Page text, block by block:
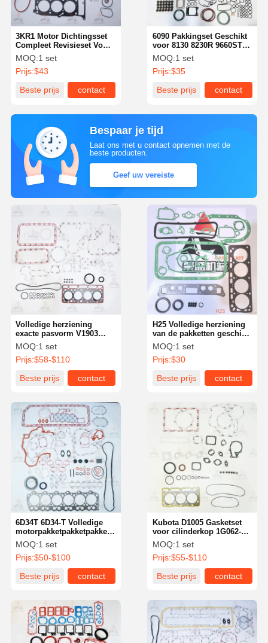
3KR1 Motor Dichtingsset
Compleet Revisieset Voor
Graafmachine Isuzu
Graafmachine
Motoronderdelen
MOQ:1 set
Prijs:$43
Beste prijs
contact
6090 Pakkingset Geschikt
voor 8130 8230R 9660STS
OE RE528400 Heavy Duty
Afdichtingsoplossing
MOQ:1 set
Prijs:$35
Beste prijs
contact
Bespaar je tijd
Laat ons met u contact opnemen met de
beste producten.
Geef uw vereiste
H25 Volledige herziening
van de pakketten geschikt
voor vorkheftruck Grand
Vitara OE 1010120H25
Zware afdichting
MOQ:1 set
Prijs:$30
Beste prijs
contact
Volledige herziening
exacte pasvorm V1903
Afdichtingspakket OE
66851-99350 66851-99360
MOQ:1 set
Prijs:$58-$110
Beste prijs
contact
Kubota D1005 Gasketset
voor cilinderkop 1G062-
99350
MOQ:1 set
Prijs:$55-$110
Beste prijs
contact
6D34T 6D34-T Volledige
motorpakketpakketpakketpakketpakketpistonlagers
OE ME220454
MOQ:1 set
Prijs:$50-$100
Beste prijs
contact